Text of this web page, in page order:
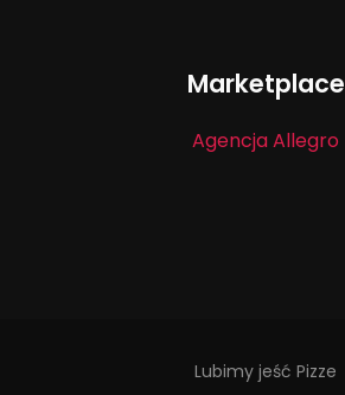
Marketplace
Agencja Allegro
Lubimy jeść Pizze